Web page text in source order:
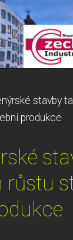
stavby
produkce